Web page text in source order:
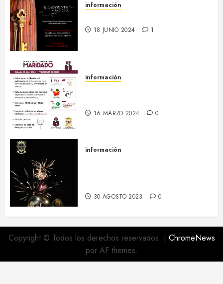
información
18 JUNIO 2024 1
información
16 MARZO 2024 0
información
30 AGOSTO 2023 0
Copyright © Todos los derechos reservados. | ChromeNews
por AF themes.